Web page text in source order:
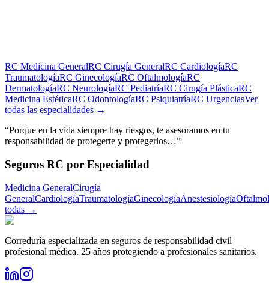
RC Medicina GeneralRC Cirugía GeneralRC CardiologíaRC
TraumatologíaRC GinecologíaRC OftalmologíaRC
DermatologíaRC NeurologíaRC PediatríaRC Cirugía PlásticaRC
Medicina EstéticaRC OdontologíaRC PsiquiatríaRC UrgenciasVer
todas las especialidades →
“Porque en la vida siempre hay riesgos, te asesoramos en tu
responsabilidad de protegerte y protegerlos…”
Seguros RC por Especialidad
Medicina GeneralCirugía
GeneralCardiologíaTraumatologíaGinecologíaAnestesiología
todas →
Correduría especializada en seguros de responsabilidad civil
profesional médica. 25 años protegiendo a profesionales sanitarios.